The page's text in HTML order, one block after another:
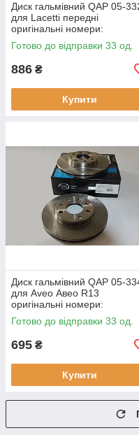
Диск гальмівний QAP 05-
для Lacetti передні
оригінальні номери:
96549782
Готово до відправки 33 од.
886 ₴
Купити
Диск гальмівний QAP 05-
для Aveo Авео R13
оригінальні номери:
96574633
Готово до відправки 33 од.
695 ₴
Купити